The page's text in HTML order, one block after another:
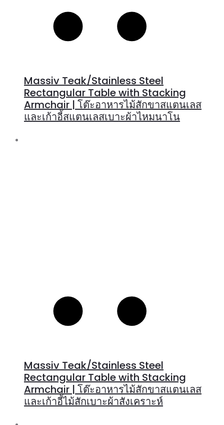
Massiv Teak/Stainless Steel
Rectangular Table with Stacking
Armchair | โต๊ะอาหารไม้สักขาสแตนเลส
และเก้าอี้สแตนเลสเบาะผ้าไหมนาโน
Massiv Teak/Stainless Steel
Rectangular Table with Stacking
Armchair | โต๊ะอาหารไม้สักขาสแตนเลส
และเก้าอี้ไม้สักเบาะผ้าสังเคราะห์